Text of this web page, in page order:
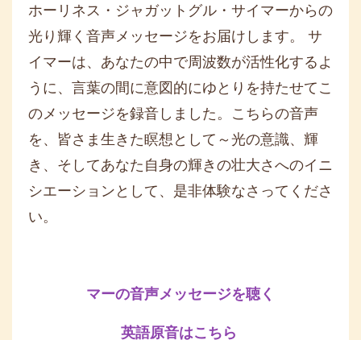
ホーリネス・ジャガットグル・サイマーからの
光り輝く音声メッセージをお届けします。 サ
イマーは、あなたの中で周波数が活性化するよ
うに、言葉の間に意図的にゆとりを持たせてこ
のメッセージを録音しました。こちらの音声
を、皆さま生きた瞑想として～光の意識、輝
き、そしてあなた自身の輝きの壮大さへのイニ
シエーションとして、是非体験なさってくださ
い。
マーの音声メッセージを聴く
英語原音はこちら